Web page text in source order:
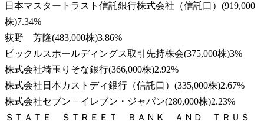
日本マスタートラスト信託銀行株式会社（信託口） (919,000
株)7.34%
荻野 芳隆(483,000株)3.86%
ピックルスホールディングス取引先持株会(375,000株)3%
株式会社埼玉りそな銀行(366,000株)2.92%
株式会社日本カストディ銀行（信託口） (335,000株)2.67%
株式会社セブン－イレブン・ジャパン(280,000株)2.23%
ＳＴＡＴＥ ＳＴＲＥＥＴ ＢＡＮＫ ＡＮＤ ＴＲＵＳ